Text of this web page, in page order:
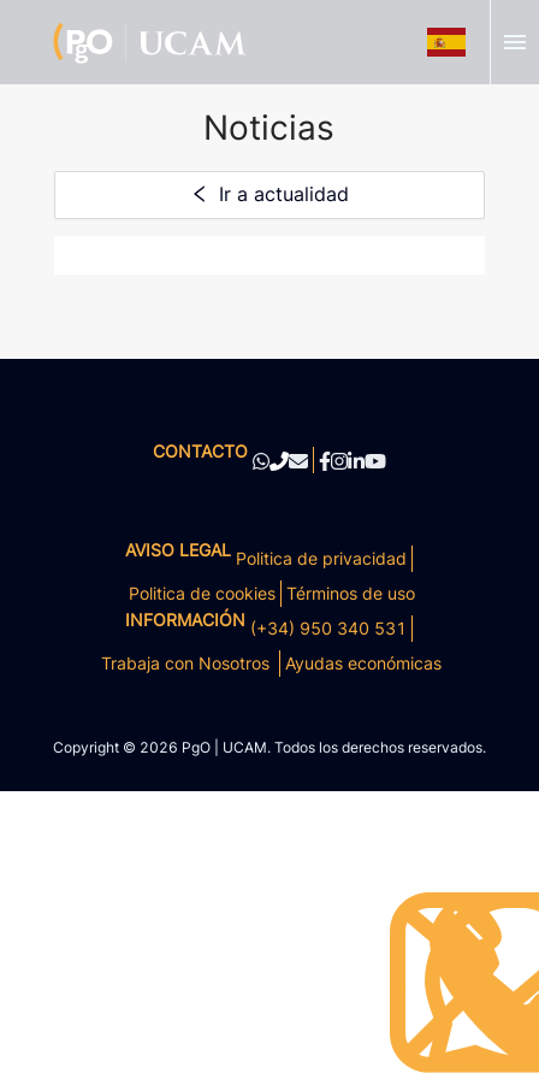
menu
Noticias
Ir a actualidad
CONTACTO
AVISO LEGAL Politica de privacidad
Politica de cookies Términos de uso
INFORMACIÓN (+34) 950 340 531
Trabaja con Nosotros
Ayudas económicas
Copyright © 2026 PgO | UCAM. Todos los derechos reservados.